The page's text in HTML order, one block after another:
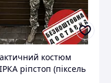
костюм
ріпстоп (піксель